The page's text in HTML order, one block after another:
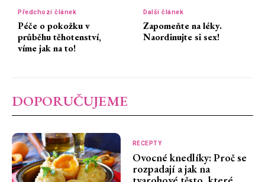
Předchozí článek
Péče o pokožku v
průběhu těhotenství,
víme jak na to!
Další článek
Zapomeňte na léky.
Naordinujte si sex!
DOPORUČUJEME
RECEPTY
Ovocné knedlíky: Proč se
rozpadají a jak na